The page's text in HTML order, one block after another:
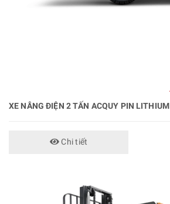
XE NÂNG ĐIỆN 2 TẤN ACQUY PIN LITHIUM
Chi tiết